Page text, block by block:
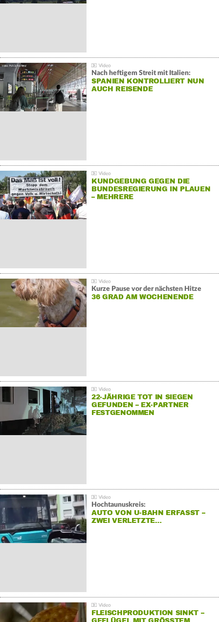
Nach heftigem Streit mit Italien:
SPANIEN KONTROLLIERT NUN
AUCH REISENDE
KUNDGEBUNG GEGEN DIE
BUNDESREGIERUNG IN PLAUEN
– MEHRERE
Kurze Pause vor der nächsten Hitze
36 GRAD AM WOCHENENDE
22-JÄHRIGE TOT IN SIEGEN
GEFUNDEN – EX-PARTNER
FESTGENOMMEN
Hochtaunuskreis:
AUTO VON U-BAHN ERFASST –
ZWEI VERLETZTE…
FLEISCHPRODUKTION SINKT –